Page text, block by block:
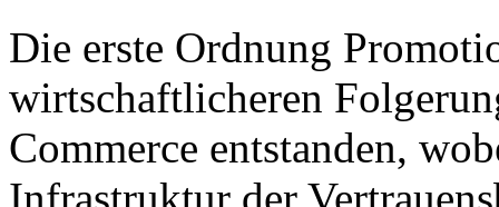
Die erste Ordnung
wirtschaftlicheren
Commerce entstanden,
Infrastruktur der